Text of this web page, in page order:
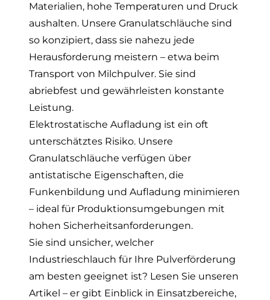
Materialien, hohe Temperaturen und Druck
aushalten. Unsere Granulatschläuche sind
so konzipiert, dass sie nahezu jede
Herausforderung meistern – etwa beim
Transport von Milchpulver. Sie sind
abriebfest und gewährleisten konstante
Leistung.
Elektrostatische Aufladung ist ein oft
unterschätztes Risiko. Unsere
Granulatschläuche verfügen über
antistatische Eigenschaften, die
Funkenbildung und Aufladung minimieren
– ideal für Produktionsumgebungen mit
hohen Sicherheitsanforderungen.
Sie sind unsicher, welcher
Industrieschlauch für Ihre Pulverförderung
am besten geeignet ist? Lesen Sie unseren
Artikel – er gibt Einblick in Einsatzbereiche,